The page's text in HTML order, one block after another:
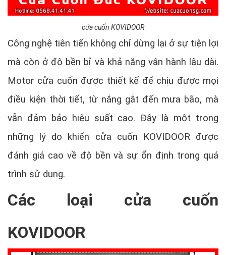
cửa cuốn KOVIDOOR
Công nghệ tiên tiến không chỉ dừng lại ở sự tiện lợi
mà còn ở độ bền bỉ và khả năng vận hành lâu dài.
Motor cửa cuốn được thiết kế để chịu được mọi
điều kiện thời tiết, từ nắng gắt đến mưa bão, mà
vẫn đảm bảo hiệu suất cao. Đây là một trong
những lý do khiến cửa cuốn KOVIDOOR được
đánh giá cao về độ bền và sự ổn định trong quá
trình sử dụng.
Các loại cửa cuốn
KOVIDOOR